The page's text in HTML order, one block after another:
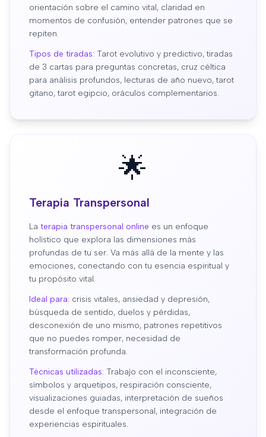
orientación sobre el camino vital, claridad en
momentos de confusión, entender patrones que se
repiten.
Tipos de tiradas: Tarot evolutivo y predictivo, tiradas
de 3 cartas para preguntas concretas, cruz céltica
para análisis profundos, lecturas de año nuevo, tarot
gitano, tarot egipcio, oráculos complementarios.
🌟
Terapia Transpersonal
La terapia transpersonal online es un enfoque
holístico que explora las dimensiones más
profundas de tu ser. Va más allá de la mente y las
emociones, conectando con tu esencia espiritual y
tu propósito vital.
Ideal para: crisis vitales, ansiedad y depresión,
búsqueda de sentido, duelos y pérdidas,
desconexión de uno mismo, patrones repetitivos
que no puedes romper, necesidad de
transformación profunda.
Técnicas utilizadas: Trabajo con el inconsciente,
símbolos y arquetipos, respiración consciente,
visualizaciones guiadas, interpretación de sueños
desde el enfoque transpersonal, integración de
experiencias espirituales.